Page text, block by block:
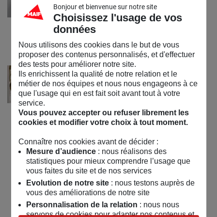
faut pour rêver avec
Lunii
Publié le 17 juin 2023
Outil de médiation
Dans le Chant de la
Forêt, on ouvre grand
ses petites oreilles !
Publié le24 août 2022
1 2 »
Bonjour et bienvenue sur notre site
Choisissez l'usage de vos
données
Nous utilisons des cookies dans le but de vous
proposer des contenus personnalisés, et d'effectuer
des tests pour améliorer notre site.
Ils enrichissent la qualité de notre relation et le
métier de nos équipes et nous nous engageons à ce
que l'usage qui en est fait soit avant tout à votre
service.
Vous pouvez accepter ou refuser librement les
cookies et modifier votre choix à tout moment.
Connaître nos cookies avant de décider :
Mesure d’audience: nous réalisons des
statistiques pour mieux comprendre l’usage que
vous faites du site et de nos services
Evolution de notre site: nous testons auprès de
vous des améliorations de notre site
Personnalisation de la relation : nous nous
servons de cookies pour adapter nos contenus et